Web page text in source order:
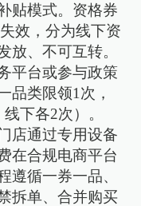
贴模式。资格券
效，分为线下资
放、不可互转。
平台或参与政策
品类限领1次，
下各2次）。
店通过专用设备
在合规电商平台
遵循一券一品、
拆单、合并购买